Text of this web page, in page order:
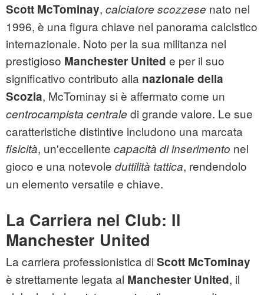
Scott McTominay, calciatore scozzese nato nel
1996, è una figura chiave nel panorama calcistico
internazionale. Noto per la sua militanza nel
prestigioso Manchester United e per il suo
significativo contributo alla nazionale della
Scozia, McTominay si è affermato come un
centrocampista centrale di grande valore. Le sue
caratteristiche distintive includono una marcata
fisicità, un'eccellente capacità di inserimento nel
gioco e una notevole duttilità tattica, rendendolo
un elemento versatile e chiave.
La Carriera nel Club: Il
Manchester United
La carriera professionistica di Scott McTominay
è strettamente legata al Manchester United, il